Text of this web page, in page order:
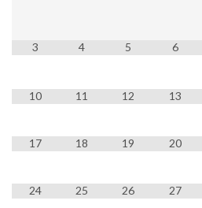
3 4 5 6
10 11 12 13
17 18 19 20
24 25 26 27